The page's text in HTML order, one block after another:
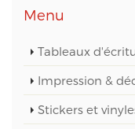
Menu
Tableaux
Impression &
Stickers et